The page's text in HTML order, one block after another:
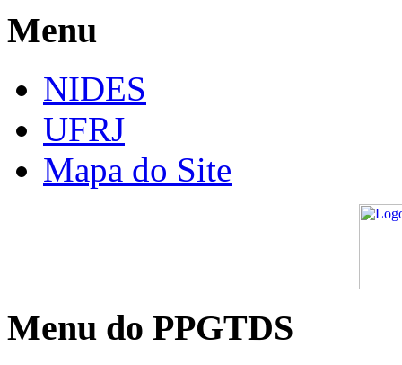
Menu
NIDES
UFRJ
Mapa do Site
Menu do PPGTDS